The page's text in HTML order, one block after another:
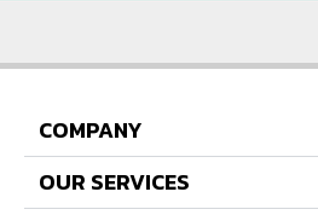
COMPANY
OUR SERVICES